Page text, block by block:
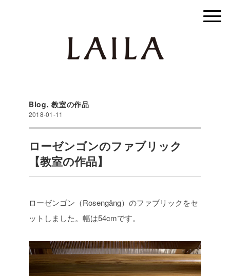
Blog,教室の作品
2018-01-11
ローゼンゴンのファブリック
【教室の作品】
ローゼンゴン（Rosengång）のファブリックをセ
ットしました。幅は54cmです。